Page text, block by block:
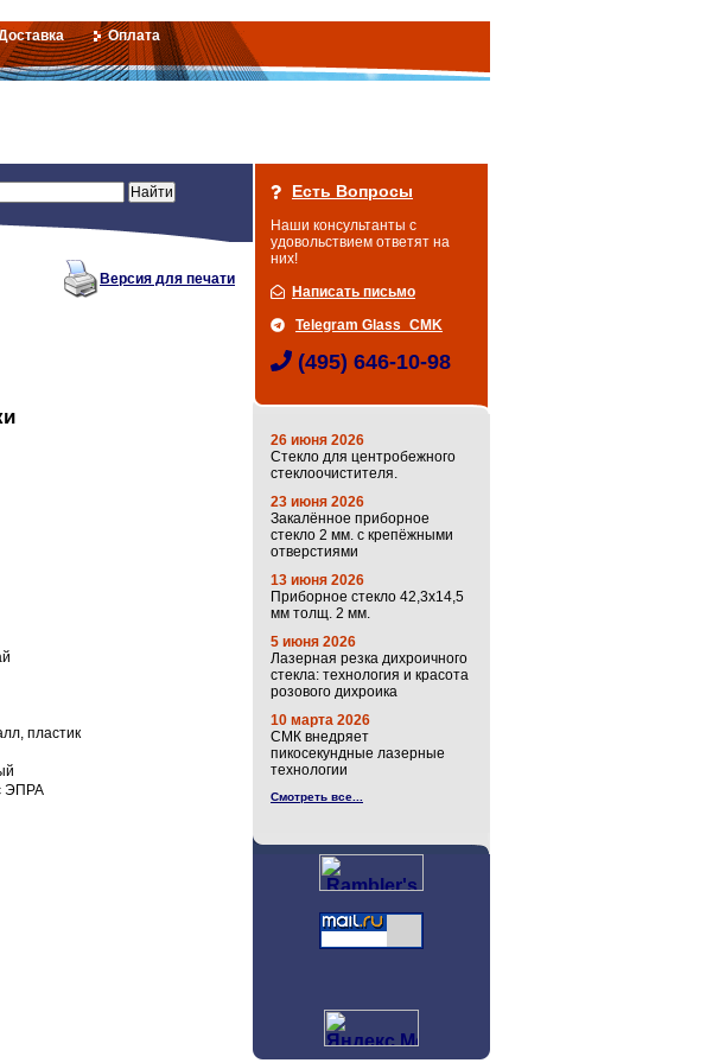
Оплата
Версия для печати
пластик
ЭПРА
Есть Вопросы
Наши консультанты с
удовольствием ответят на
них!
Написать письмо
Telegram Glass_CMK
(495) 646-10-98
26 июня 2026
Стекло для центробежного
стеклоочистителя.
23 июня 2026
Закалённое приборное
стекло 2 мм. с крепёжными
отверстиями
13 июня 2026
Приборное стекло 42,3х14,5
мм толщ. 2 мм.
5 июня 2026
Лазерная резка дихроичного
стекла: технология и красота
розового дихроика
10 марта 2026
СМК внедряет
пикосекундные лазерные
технологии
Смотреть все...